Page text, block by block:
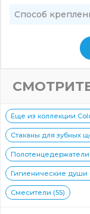
Способ
Еще из коллекции
Стаканы для зубных
Полотенцедержатели
Гигиенические души
Смесители (55)